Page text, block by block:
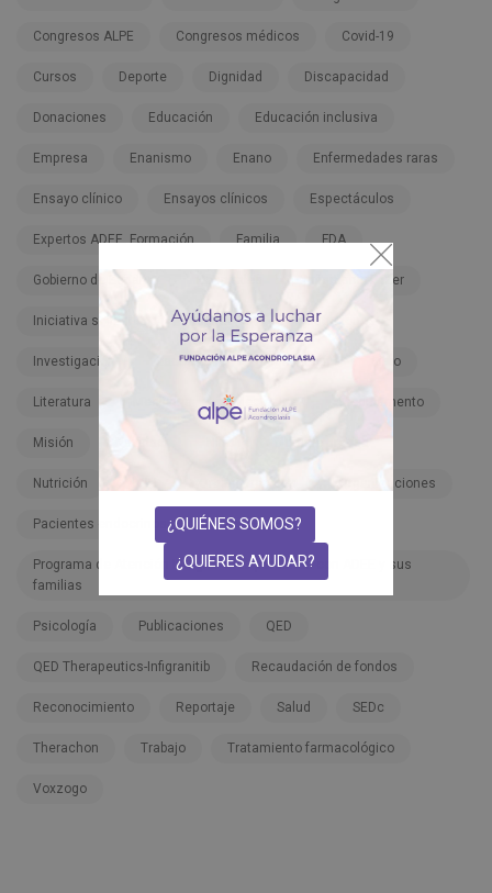
Congresos ALPE Congresos médicos Covid-19
Cursos Deporte Dignidad Discapacidad
Donaciones Educación Educación inclusiva
Empresa Enanismo Enano Enfermedades raras
Ensayo clínico Ensayos clínicos Espectáculos
Expertos ADEE. Formación Familia FDA
Gobierno de España Hospitales Infigratinib-Pfizer
Iniciativa solidaria Inspiración Instituciones
Investigación Lactantes Legislación Libro
Literatura Meclozine Medicamento
Misión
Nutrición Organizaciones
Pacientes endocrinos Pfizer
Programa de Atención Integral a las personas con ADEE y sus
familias
Psicología Publicaciones QED
QED Therapeutics-Infigranitib Recaudación de fondos
Reconocimiento Reportaje Salud SEDc
Therachon Trabajo Tratamiento farmacológico
Voxzogo
¿QUIÉNES SOMOS?
¿QUIERES AYUDAR?